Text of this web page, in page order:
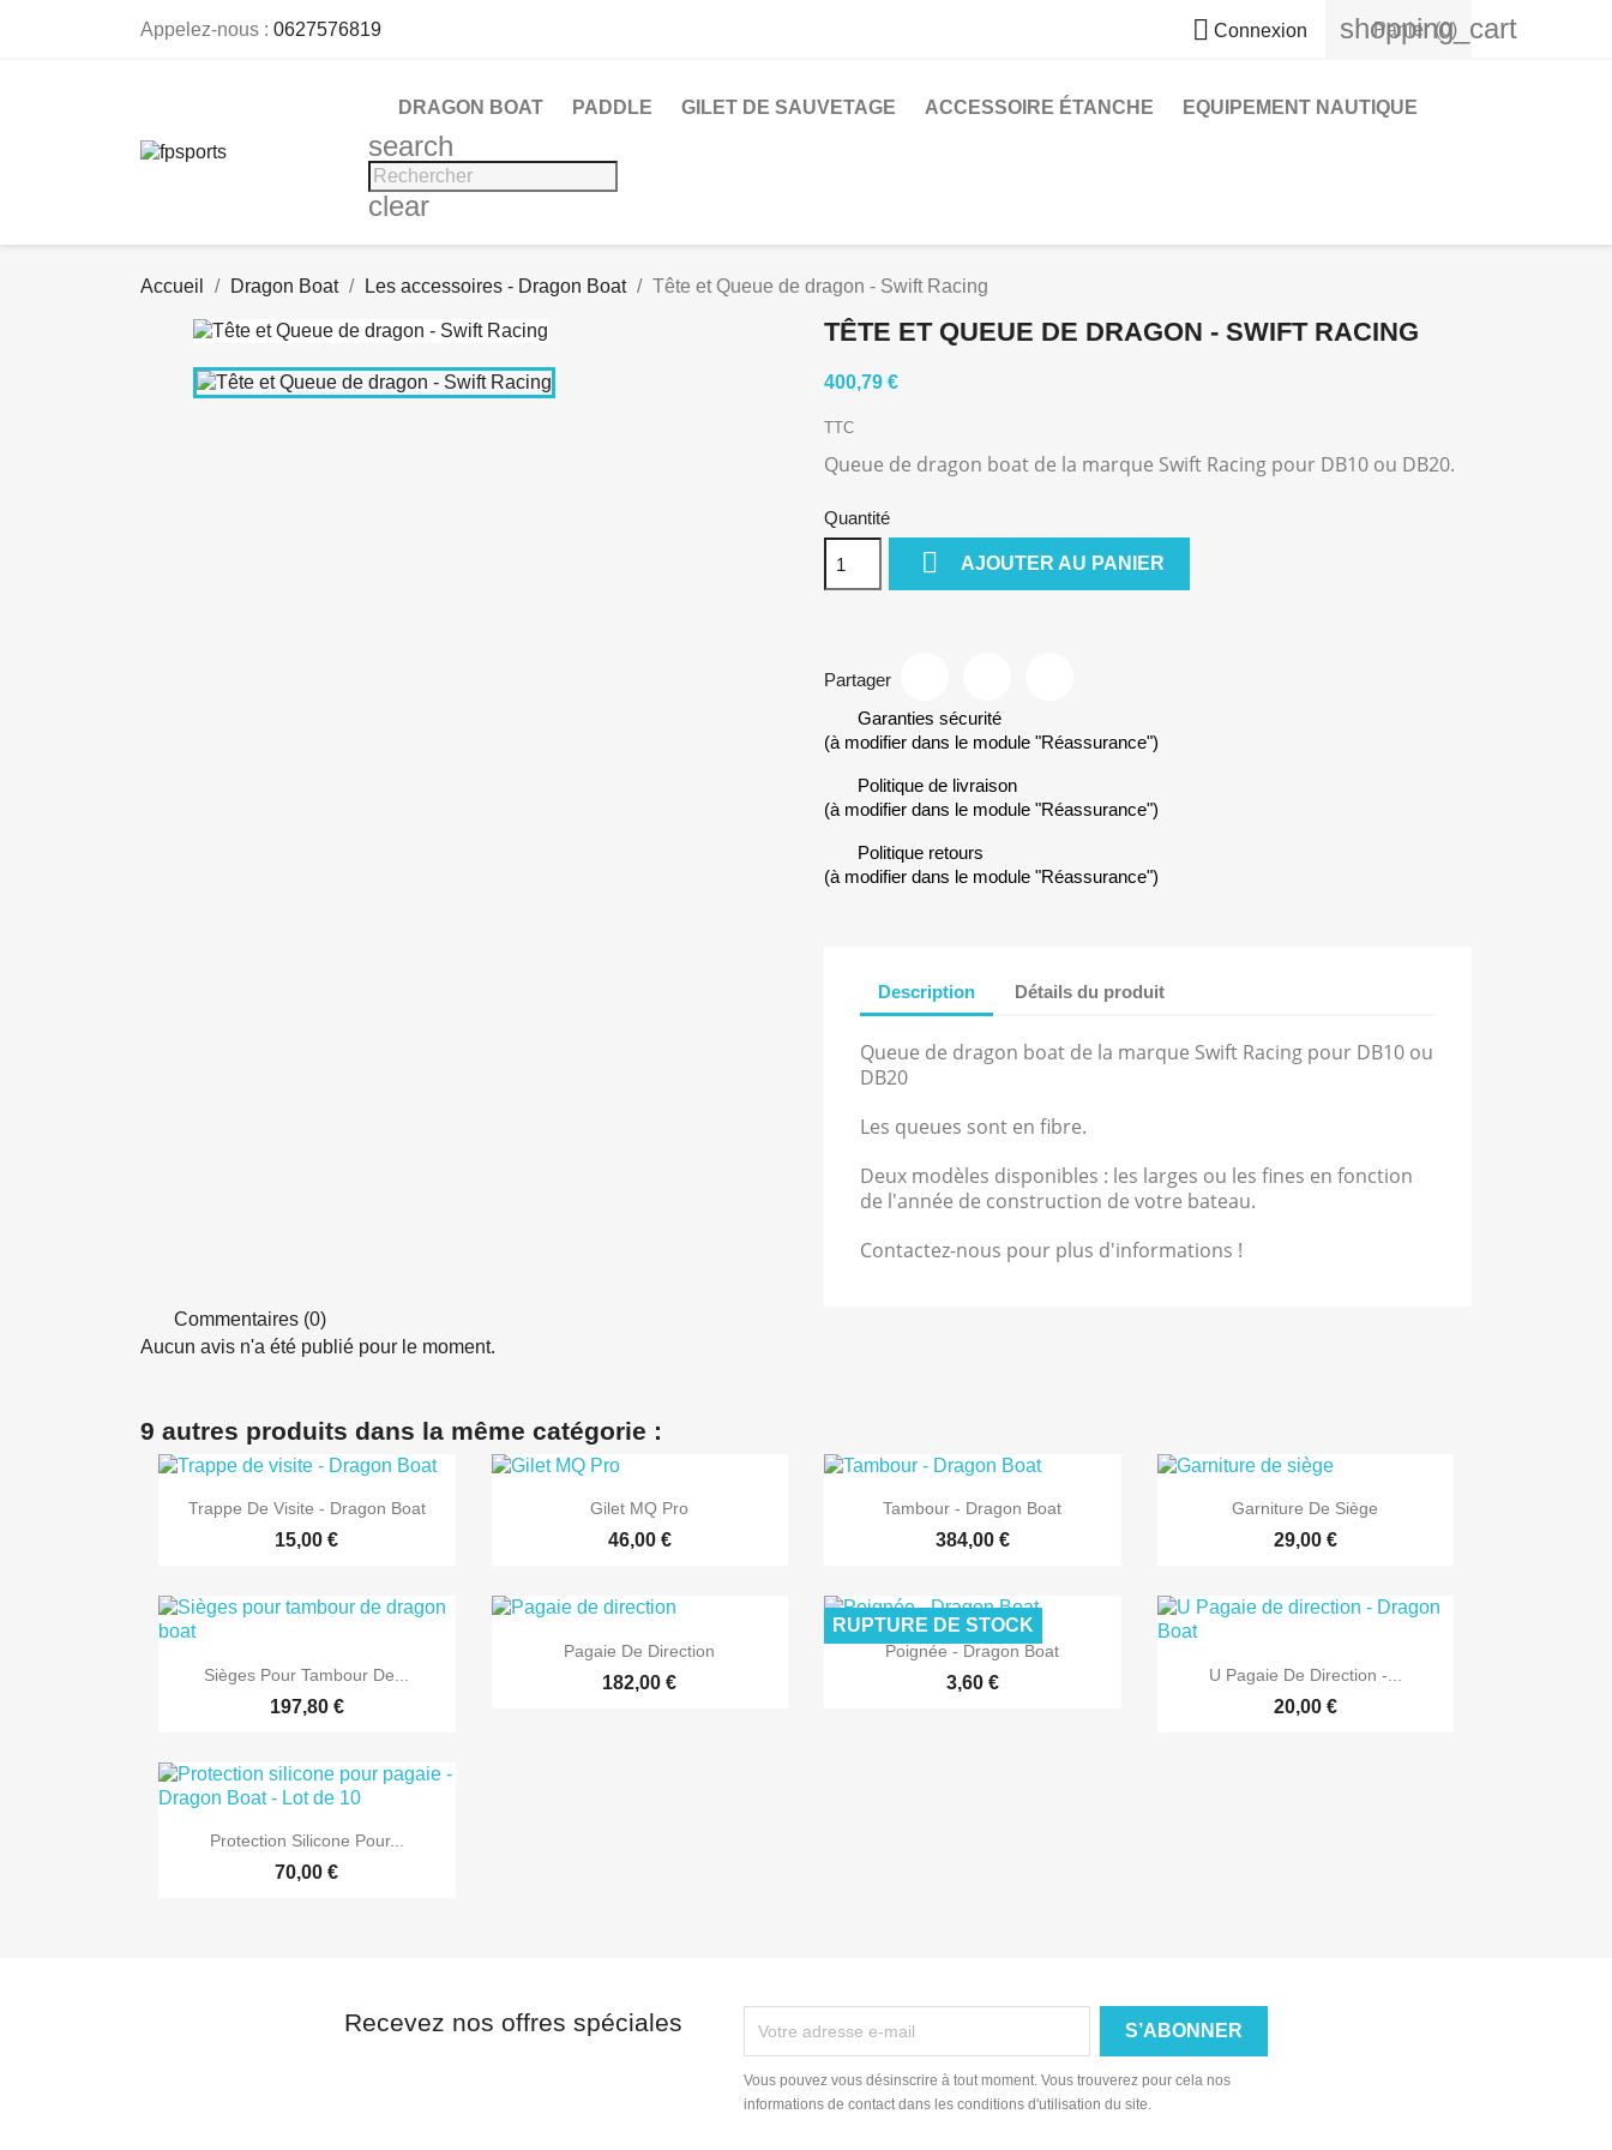
Appelez-nous : 0627576819  Connexion shopping_cart
Panier (0)
DRAGON BOAT PADDLE GILET DE SAUVETAGE ACCESSOIRE ÉTANCHE EQUIPEMENT NAUTIQUE
search
clear
Accueil Dragon Boat Les accessoires - Dragon Boat Tête et Queue de dragon - Swift Racing
TÊTE ET QUEUE DE DRAGON - SWIFT RACING
400,79 €
TTC
Queue de dragon boat de la marque Swift Racing pour DB10 ou DB20.
Quantité
 AJOUTER AU PANIER
Partager
Garanties sécurité
(à modifier dans le module "Réassurance")
Politique de livraison
(à modifier dans le module "Réassurance")
Politique retours
(à modifier dans le module "Réassurance")
Description Détails du produit
Queue de dragon boat de la marque Swift Racing pour DB10 ou
DB20
Les queues sont en fibre.
Deux modèles disponibles : les larges ou les fines en fonction
de l'année de construction de votre bateau.
Contactez-nous pour plus d'informations !
Commentaires (0)
Aucun avis n'a été publié pour le moment.
9 autres produits dans la même catégorie :
 Aperçu rapide
Trappe De Visite - Dragon Boat
15,00 €
Aperçu rapide
Gilet MQ Pro
46,00 €
 Aperçu rapide
Tambour - Dragon Boat
384,00 €
 Aperçu rapide
Garniture De Siège
29,00 €
 Aperçu rapide
Sièges Pour Tambour De...
197,80 €
 Aperçu rapide
Pagaie De Direction
182,00 €
 Aperçu rapide
Poignée - Dragon Boat
3,60 €
RUPTURE DE STOCK
 Aperçu rapide
U Pagaie De Direction -...
20,00 €
 Aperçu rapide
Protection Silicone Pour...
70,00 €
Recevez nos offres spéciales
Vous pouvez vous désinscrire à tout moment. Vous trouverez pour cela nos
informations de contact dans les conditions d'utilisation du site.